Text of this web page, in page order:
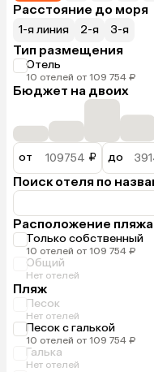
Расстояние до моря
1-я линия 2-я 3-я
Тип размещения
Отель
10 отелей от 109 754 ₽
Бюджет на двоих
от ₽ до
Поиск отеля по
Расположение пляжа
Только собственный
10 отелей от 109 754 ₽
Общий
Нет отелей
Пляж
Песок
Нет отелей
Песок с галькой
10 отелей от 109 754 ₽
Галька
Нет отелей